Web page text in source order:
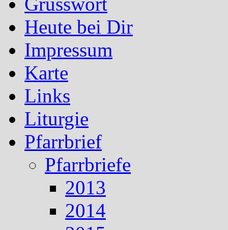
Heute bei Dir
Impressum
Karte
Links
Liturgie
Pfarrbrief
Pfarrbriefe
2013
2014